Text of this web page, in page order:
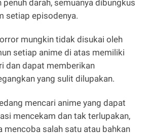
penuh darah, semuanya dibungkus
setiap episodenya.
mungkin tidak disukai oleh
setiap anime di atas memiliki
dan dapat memberikan
yang sulit dilupakan.
mencari anime yang dapat
mencekam dan tak terlupakan,
mencoba salah satu atau bahkan